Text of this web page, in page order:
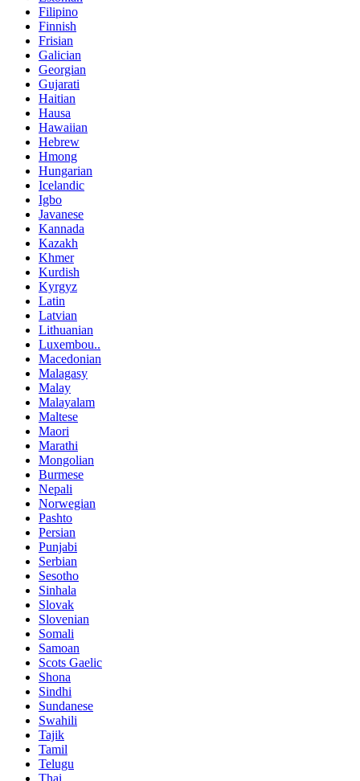
Filipino
Finnish
Frisian
Galician
Georgian
Gujarati
Haitian
Hausa
Hawaiian
Hebrew
Hmong
Hungarian
Icelandic
Igbo
Javanese
Kannada
Kazakh
Khmer
Kurdish
Kyrgyz
Latin
Latvian
Lithuanian
Luxembou..
Macedonian
Malagasy
Malay
Malayalam
Maltese
Maori
Marathi
Mongolian
Burmese
Nepali
Norwegian
Pashto
Persian
Punjabi
Serbian
Sesotho
Sinhala
Slovak
Slovenian
Somali
Samoan
Scots Gaelic
Shona
Sindhi
Sundanese
Swahili
Tajik
Tamil
Telugu
Thai